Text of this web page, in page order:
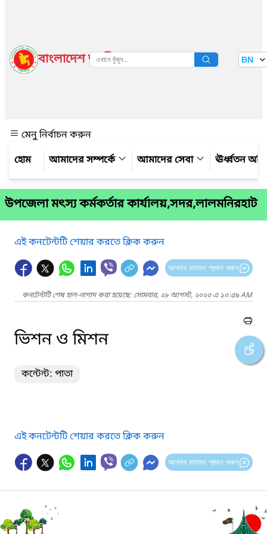
বাংলাদেশ জাতীয় তথ্য বাতায়ন BN
মেনু নির্বাচন করুন
আমাদের সম্পর্কে
আমাদের সেবা ঊর্ধ্বতন
উপজেলা মৎস্য কর্মকর্তার কার্যালয়,সদর,লালমনিরহাট
এই কনটেন্টটি শেয়ার করতে ক্লিক করুন
আপনার মতামত প্রদান করুন
কনটেন্টটি শেষ হাল-নাগাদ করা হয়েছে: সোমবার, ২৮ আগস্ট, ২০২৩ এ ১০:৫৯ AM
ভিশন ও মিশন
কন্টেন্ট: পাতা
এই কনটেন্টটি শেয়ার করতে ক্লিক করুন
আপনার মতামত প্রদান করুন